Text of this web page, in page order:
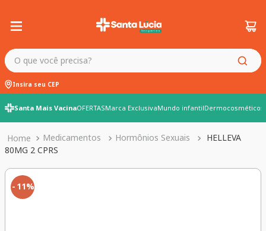
O que você precisa?
Insira seu CEP
Santa Mais VacinaOFERTASMarca ExclusivaMundo infantilDermocosméticos
Medicamentos Hormônios Sexuais
HELLEVA
80MG 2 CPRS
11%